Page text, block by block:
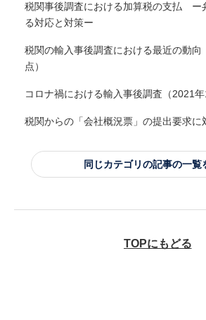
税関事後調査における加算税の支払 ー
る対応と対策ー
税関の輸入事後調査における最近の動
点）
コロナ禍における輸入事後調査（2021年
税関からの「会社概況票」の提出要求に
同じカテゴリの記事の一覧
TOPにもどる